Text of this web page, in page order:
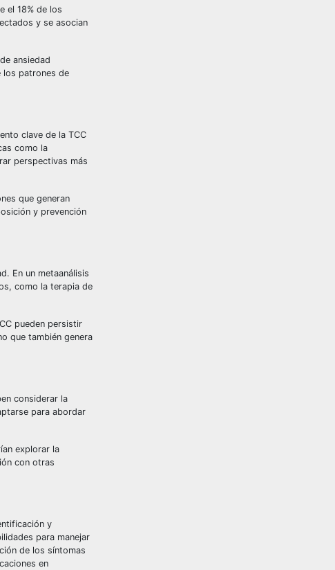
el 18% de los
y se asocian
ansiedad
los patrones de
clave de la TCC
como la
perspectivas más
que generan
y prevención
En un metaanálisis
como la terapia de
pueden persistir
que también genera
considerar la
para abordar
explorar la
con otras
y
para manejar
de los síntomas
en